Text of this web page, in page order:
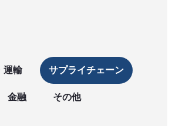
運輸 サプライチェーン
金融 その他